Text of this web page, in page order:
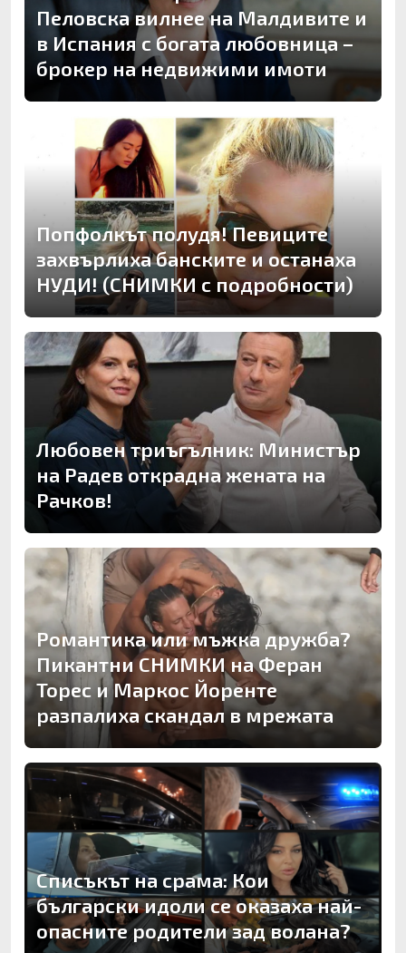
Пеловска вилнее на Малдивите и
в Испания с богата любовница –
брокер на недвижими имоти
Попфолкът полудя! Певиците
захвърлиха банските и останаха
НУДИ! (СНИМКИ с подробности)
Любовен триъгълник: Министър
на Радев открадна жената на
Рачков!
Романтика или мъжка дружба?
Пикантни СНИМКИ на Феран
Торес и Маркос Йоренте
разпалиха скандал в мрежата
Списъкът на срама: Кои
български идоли се оказаха най-
опасните родители зад волана?